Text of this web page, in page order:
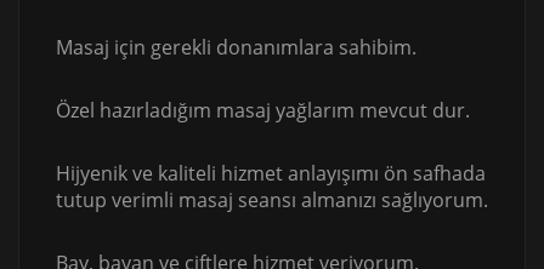
Masaj için gerekli donanımlara sahibim.
Özel hazırladığım masaj yağlarım mevcut dur.
Hijyenik ve kaliteli hizmet anlayışımı ön safhada
tutup verimli masaj seansı almanızı sağlıyorum.
Bay, bayan ve çiftlere hizmet veriyorum.